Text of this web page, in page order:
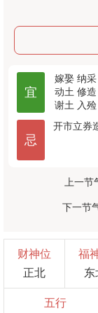
宜
嫁娶 纳采
动土 修造
谢土 入殓
忌
开市立券
上一节
下一节
财神位
正北
福
东
五行